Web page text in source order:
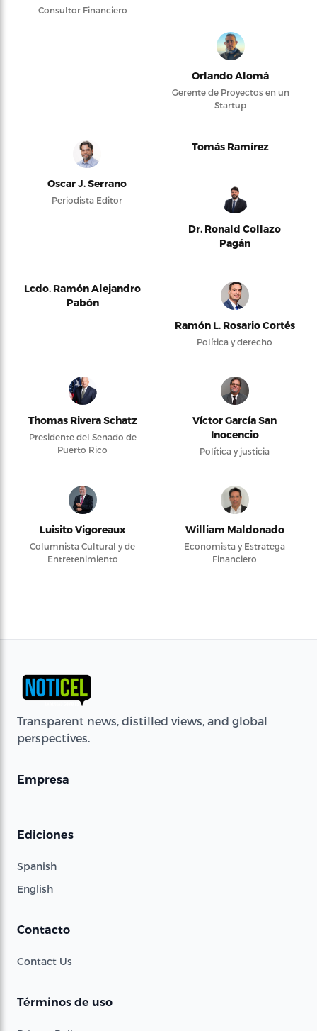
Consultor Financiero
Orlando Alomá
Gerente de Proyectos en un
Startup
Oscar J. Serrano
Periodista Editor
Tomás Ramírez
Dr. Ronald Collazo
Pagán
Lcdo. Ramón Alejandro
Pabón
Ramón L. Rosario Cortés
Política y derecho
Thomas Rivera Schatz
Presidente del Senado de
Puerto Rico
Víctor García San
Inocencio
Política y justicia
Luisito Vigoreaux
Columnista Cultural y de
Entretenimiento
William Maldonado
Economista y Estratega
Financiero
Transparent news, distilled views, and global
perspectives.
Empresa
Ediciones
Spanish
English
Contacto
Contact Us
Términos de uso